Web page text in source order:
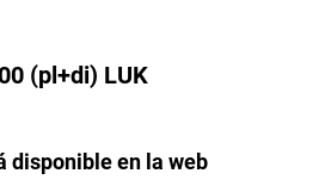
(pl+di) LUK
disponible en la web